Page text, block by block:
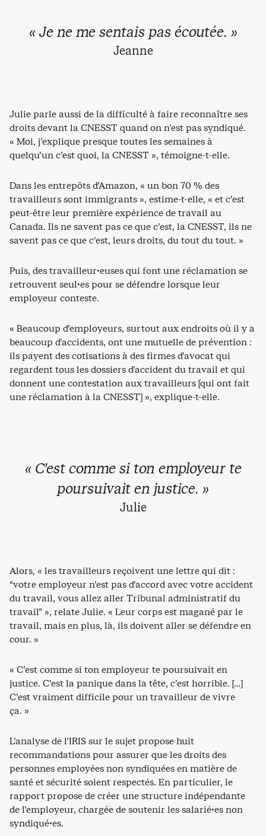
« Je ne me sentais pas écoutée. »
Jeanne
Julie parle aussi de la difficulté à faire reconnaître ses
droits devant la CNESST quand on n’est pas syndiqué.
« Moi, j’explique presque toutes les semaines à
quelqu’un c’est quoi, la CNESST », témoigne-t-elle.
Dans les entrepôts d’Amazon, « un bon 70 % des
travailleurs sont immigrants », estime-t-elle, « et c’est
peut-être leur première expérience de travail au
Canada. Ils ne savent pas ce que c’est, la CNESST, ils ne
savent pas ce que c’est, leurs droits, du tout du tout. »
Puis, des travailleur·euses qui font une réclamation se
retrouvent seul·es pour se défendre lorsque leur
employeur conteste.
« Beaucoup d’employeurs, surtout aux endroits où il y a
beaucoup d’accidents, ont une mutuelle de prévention :
ils payent des cotisations à des firmes d’avocat qui
regardent tous les dossiers d’accident du travail et qui
donnent une contestation aux travailleurs [qui ont fait
une réclamation à la CNESST] », explique-t-elle.
« C’est comme si ton employeur te
poursuivait en justice. »
Julie
Alors, « les travailleurs reçoivent une lettre qui dit :
“votre employeur n’est pas d’accord avec votre accident
du travail, vous allez aller Tribunal administratif du
travail” », relate Julie. « Leur corps est magané par le
travail, mais en plus, là, ils doivent aller se défendre en
cour. »
« C’est comme si ton employeur te poursuivait en
justice. C’est la panique dans la tête, c’est horrible. […]
C’est vraiment difficile pour un travailleur de vivre
ça. »
L’analyse de l’IRIS sur le sujet propose huit
recommandations pour assurer que les droits des
personnes employées non syndiquées en matière de
santé et sécurité soient respectés. En particulier, le
rapport propose de créer une structure indépendante
de l’employeur, chargée de soutenir les salarié·es non
syndiqué·es.